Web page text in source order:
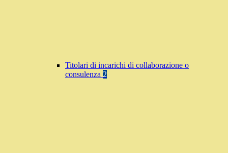
Titolari di incarichi di collaborazione o
consulenza 2